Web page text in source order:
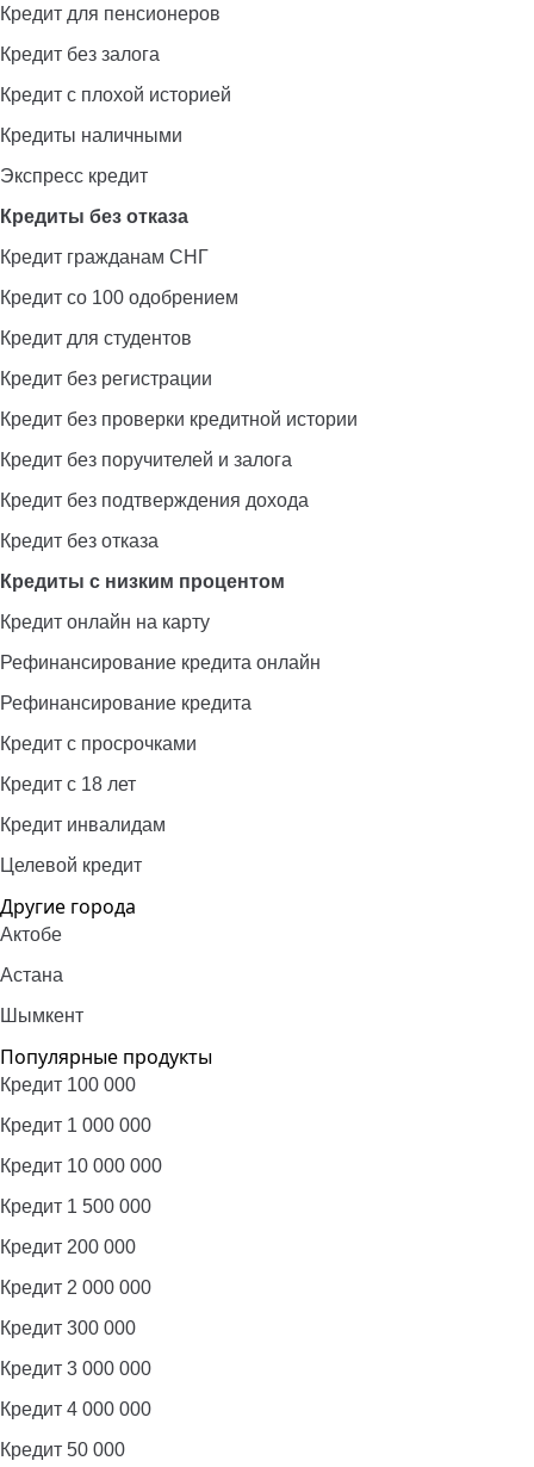
Кредит для пенсионеров
Кредит без залога
Кредит с плохой историей
Кредиты наличными
Экспресс кредит
Кредиты без отказа
Кредит гражданам СНГ
Кредит со 100 одобрением
Кредит для студентов
Кредит без регистрации
Кредит без проверки кредитной истории
Кредит без поручителей и залога
Кредит без подтверждения дохода
Кредит без отказа
Кредиты с низким процентом
Кредит онлайн на карту
Рефинансирование кредита онлайн
Рефинансирование кредита
Кредит с просрочками
Кредит с 18 лет
Кредит инвалидам
Целевой кредит
Другие города
Актобе
Астана
Шымкент
Популярные продукты
Кредит 100 000
Кредит 1 000 000
Кредит 10 000 000
Кредит 1 500 000
Кредит 200 000
Кредит 2 000 000
Кредит 300 000
Кредит 3 000 000
Кредит 4 000 000
Кредит 50 000